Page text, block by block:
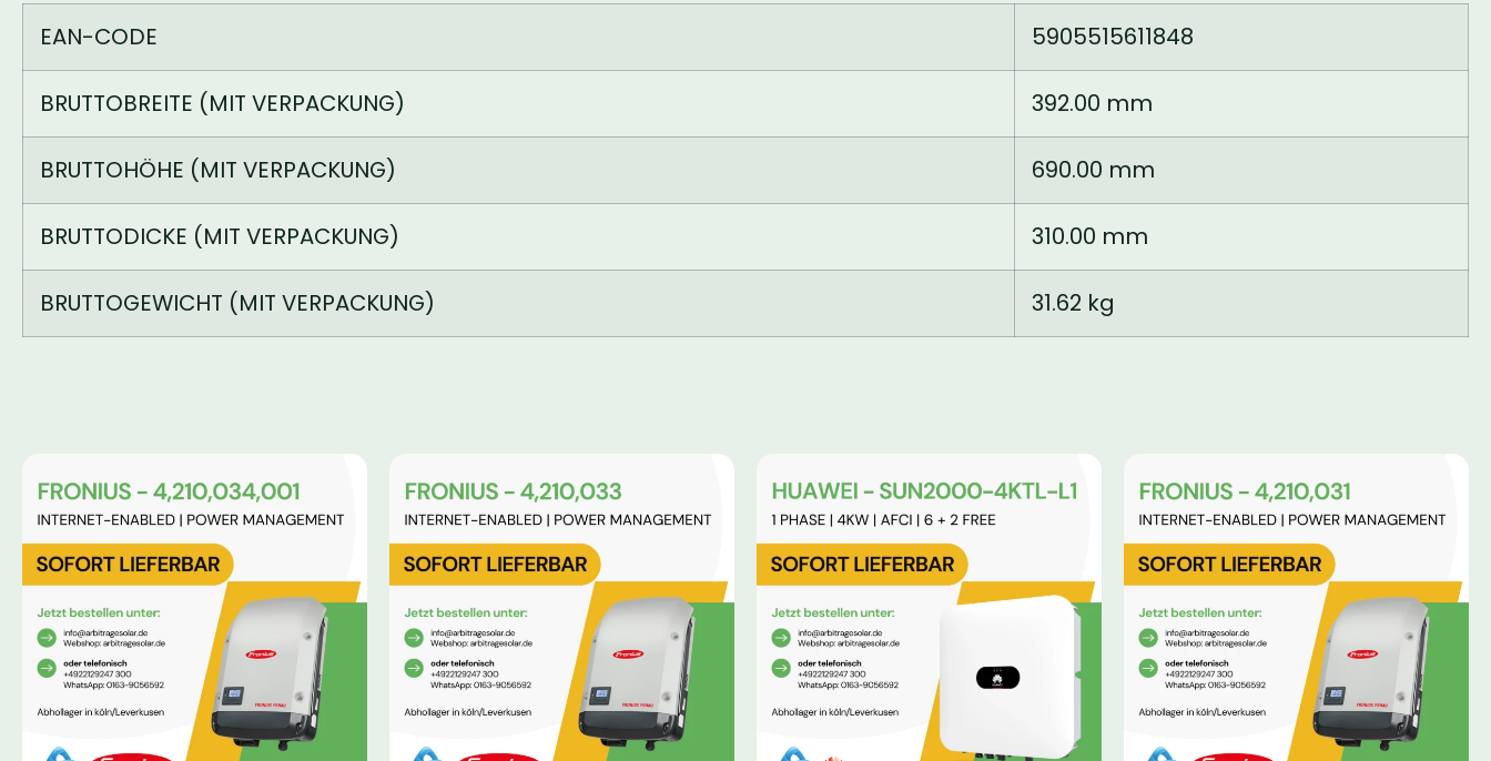
EAN-CODE 5905515611848
BRUTTOBREITE (MIT VERPACKUNG) 392.00 mm
BRUTTOHÖHE (MIT VERPACKUNG) 690.00 mm
BRUTTODICKE (MIT VERPACKUNG) 310.00 mm
BRUTTOGEWICHT (MIT VERPACKUNG) 31.62 kg